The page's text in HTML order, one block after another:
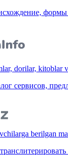
формы
dorilar, kitoblar
сервисов,
berilgan